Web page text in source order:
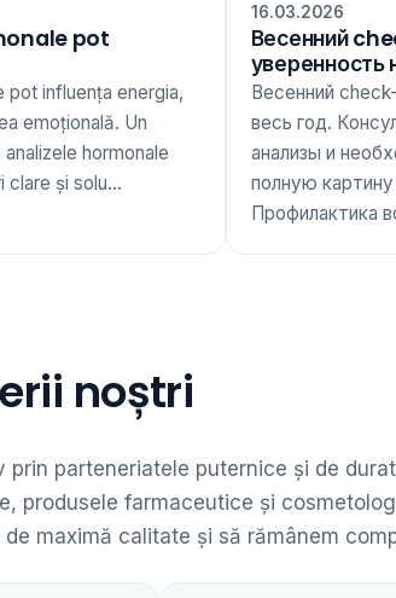
pot
pot influența energia,
emoțională. Un
hormonale
clare și solu...
16.03.2026
Весенний
уверенность
Весенний
весь год.
анализы и
полную
Профилактика
noștri
parteneriatele puternice și de
produsele farmaceutice și
maximă calitate și să rămânem